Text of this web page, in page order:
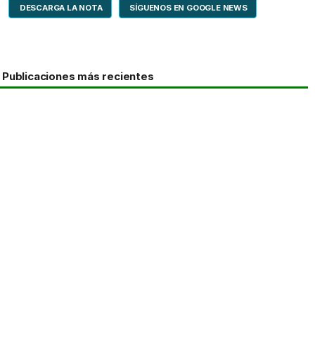
DESCARGA LA NOTA SÍGUENOS EN GOOGLE NEWS
Publicaciones más recientes